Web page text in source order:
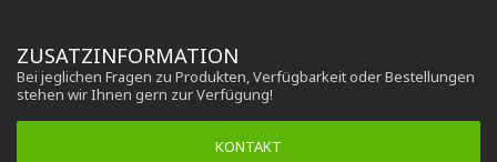
ZUSATZINFORMATION
Bei jeglichen Fragen zu Produkten, Verfügbarkeit oder Bestellungen
stehen wir Ihnen gern zur Verfügung!
KONTAKT